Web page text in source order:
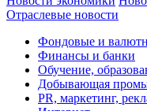
Отраслевые новости
Фондовые и
Финансы и банки
Обучение,
Добывающая
PR, маркетинг,